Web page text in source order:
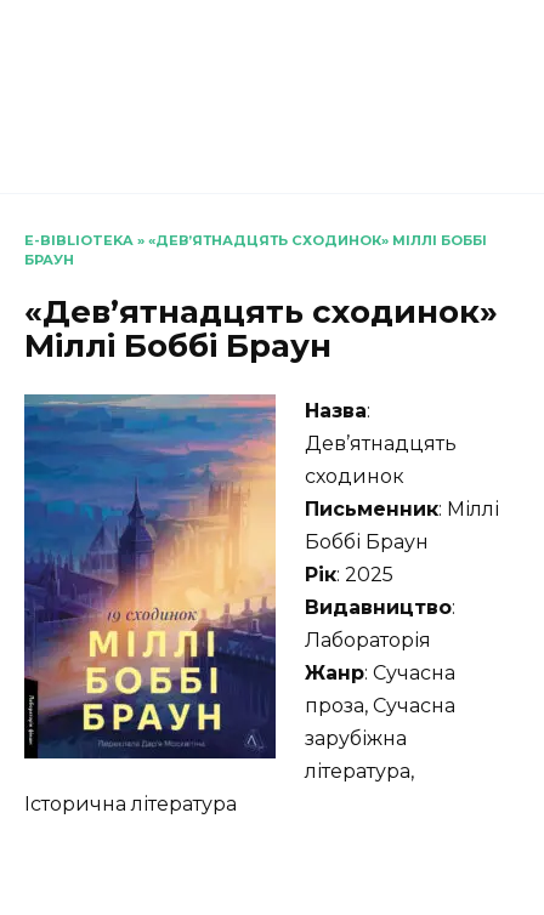
E-BIBLIOTEKA » «ДЕВ’ЯТНАДЦЯТЬ СХОДИНОК» МІЛЛІ БОББІ
БРАУН
«Дев’ятнадцять сходинок»
Міллі Боббі Браун
Назва:
Дев’ятнадцять
сходинок
Письменник: Міллі
Боббі Браун
Рік: 2025
Видавництво:
Лабораторія
Жанр: Сучасна
проза, Сучасна
зарубіжна
література,
Історична література